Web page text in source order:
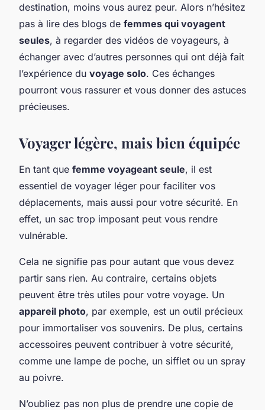
destination, moins vous aurez peur. Alors n’hésitez
pas à lire des blogs de femmes qui voyagent
seules, à regarder des vidéos de voyageurs, à
échanger avec d’autres personnes qui ont déjà fait
l’expérience du voyage solo. Ces échanges
pourront vous rassurer et vous donner des astuces
précieuses.
Voyager légère, mais bien équipée
En tant que femme voyageant seule, il est
essentiel de voyager léger pour faciliter vos
déplacements, mais aussi pour votre sécurité. En
effet, un sac trop imposant peut vous rendre
vulnérable.
Cela ne signifie pas pour autant que vous devez
partir sans rien. Au contraire, certains objets
peuvent être très utiles pour votre voyage. Un
appareil photo, par exemple, est un outil précieux
pour immortaliser vos souvenirs. De plus, certains
accessoires peuvent contribuer à votre sécurité,
comme une lampe de poche, un sifflet ou un spray
au poivre.
N’oubliez pas non plus de prendre une copie de